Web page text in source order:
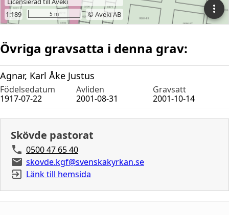
Övriga gravsatta i denna grav:
Agnar, Karl Åke Justus
Födelsedatum Avliden
Gravsatt
1917-07-22
2001-08-31 2001-10-14
Skövde pastorat
0500 47 65 40
skovde.kgf@svenskakyrkan.se
Länk till hemsida